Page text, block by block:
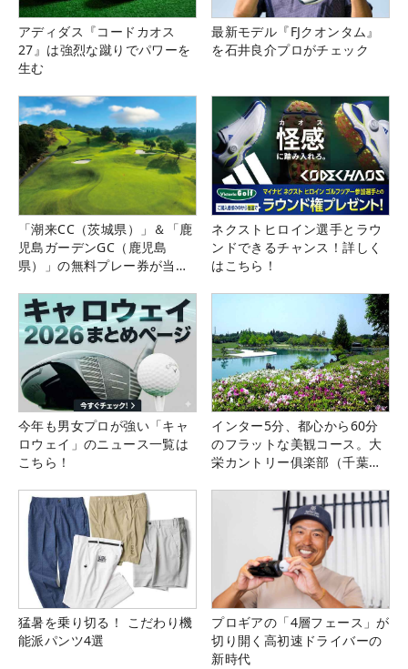
アディダス『コードカオス
27』は強烈な蹴りでパワーを
生む
最新モデル『FJクオンタム』
を石井良介プロがチェック
「潮来CC（茨城県）」＆「鹿
児島ガーデンGC（鹿児島
県）」の無料プレー券が当た
ネクストヒロイン選手とラウ
ンドできるチャンス！詳しく
はこちら！
今年も男女プロが強い「キャ
ロウェイ」のニュース一覧は
こちら！
インター5分、都心から60分
のフラットな美観コース。大
栄カントリー俱楽部（千葉
猛暑を乗り切る！ こだわり機
能派パンツ4選
プロギアの「4層フェース」が
切り開く高初速ドライバーの
新時代